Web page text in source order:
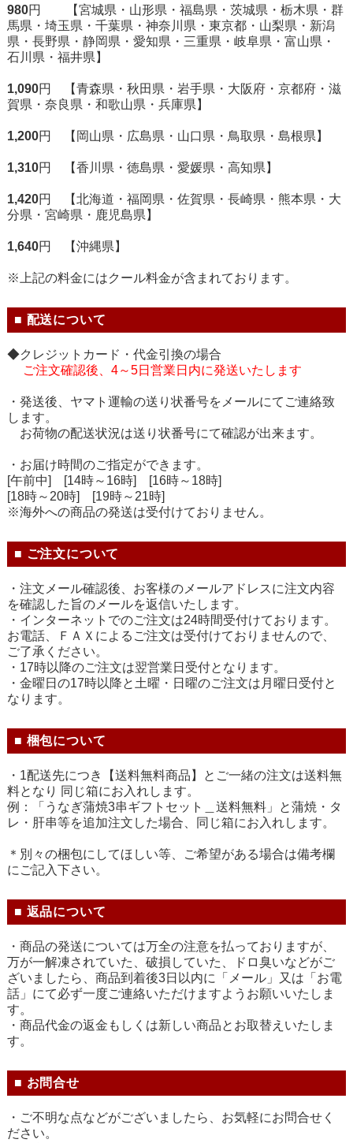
980円 【宮城県・山形県・福島県・茨城県・栃木県・群
馬県・埼玉県・千葉県・神奈川県・東京都・山梨県・新潟
県・長野県・静岡県・愛知県・三重県・岐阜県・富山県・
石川県・福井県】
1,090円 【青森県・秋田県・岩手県・大阪府・京都府・滋
賀県・奈良県・和歌山県・兵庫県】
1,200円 【岡山県・広島県・山口県・鳥取県・島根県】
1,310円 【香川県・徳島県・愛媛県・高知県】
1,420円 【北海道・福岡県・佐賀県・長崎県・熊本県・大
分県・宮崎県・鹿児島県】
1,640円 【沖縄県】
※上記の料金にはクール料金が含まれております。
■ 配送について
◆クレジットカード・代金引換の場合
ご注文確認後、4～5日営業日内に発送いたします
・発送後、ヤマト運輸の送り状番号をメールにてご連絡致
します。
お荷物の配送状況は送り状番号にて確認が出来ます。
・お届け時間のご指定ができます。
[午前中] [14時～16時] [16時～18時]
[18時～20時] [19時～21時]
※海外への商品の発送は受付けておりません。
■ ご注文について
・注文メール確認後、お客様のメールアドレスに注文内容
を確認した旨のメールを返信いたします。
・インターネットでのご注文は24時間受付けております。
お電話、ＦＡＸによるご注文は受付けておりませんので、
ご了承ください。
・17時以降のご注文は翌営業日受付となります。
・金曜日の17時以降と土曜・日曜のご注文は月曜日受付と
なります。
■ 梱包について
・1配送先につき【送料無料商品】とご一緒の注文は送料無
料となり 同じ箱にお入れします。
例：「うなぎ蒲焼3串ギフトセット＿送料無料」と蒲焼・タ
レ・肝串等を追加注文した場合、同じ箱にお入れします。
＊別々の梱包にしてほしい等、ご希望がある場合は備考欄
にご記入下さい。
■ 返品について
・商品の発送については万全の注意を払っておりますが、
万が一解凍されていた、破損していた、ドロ臭いなどがご
ざいましたら、商品到着後3日以内に「メール」又は「お電
話」にて必ず一度ご連絡いただけますようお願いいたしま
す。
・商品代金の返金もしくは新しい商品とお取替えいたしま
す。
■ お問合せ
・ご不明な点などがございましたら、お気軽にお問合せく
ださい。